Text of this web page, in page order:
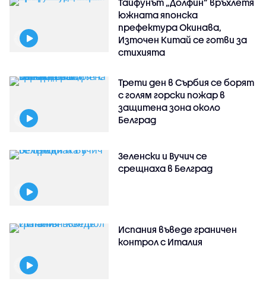
Тайфунът „Долфин” връхлетя
южната японска
префектура Окинава,
Източен Китай се готви за
стихията
Трети ден в Сърбия се борят
с голям горски пожар в
защитена зона около
Белград
Зеленски и Вучич се
срещнаха в Белград
Испания въведе граничен
контрол с Италия